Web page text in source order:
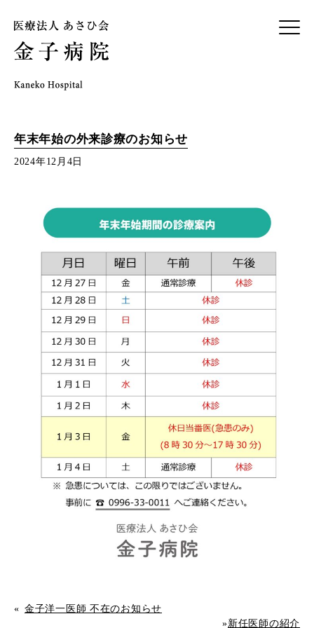
年末年始の外来診療のお知らせ
2024年12月4日
« 金子洋一医師 不在のお知らせ
»新任医師の紹介